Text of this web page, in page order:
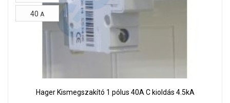
Hager Kismegszakító 1 pólus 40A C kioldás 4.5kA
40 A